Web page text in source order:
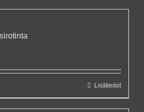
Lisätiedot